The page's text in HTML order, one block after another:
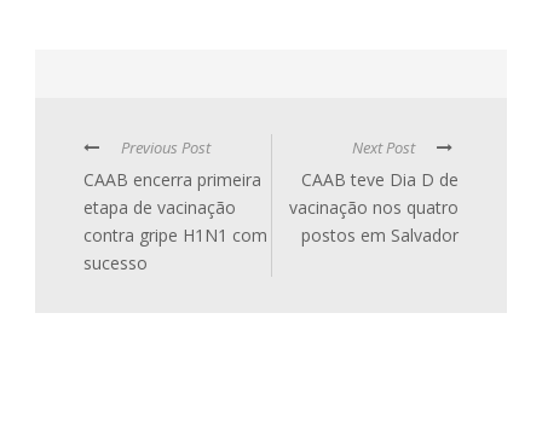
Previous Post
CAAB encerra primeira
etapa de vacinação
contra gripe H1N1 com
sucesso
Next Post
CAAB teve Dia D de
vacinação nos quatro
postos em Salvador